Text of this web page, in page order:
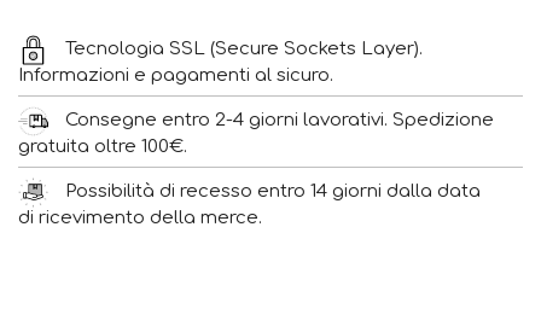
Tecnologia SSL (Secure Sockets Layer).
Informazioni e pagamenti al sicuro.
Consegne entro 2-4 giorni lavorativi. Spedizione
gratuita oltre 100€.
Possibilità di recesso entro 14 giorni dalla data
di ricevimento della merce.